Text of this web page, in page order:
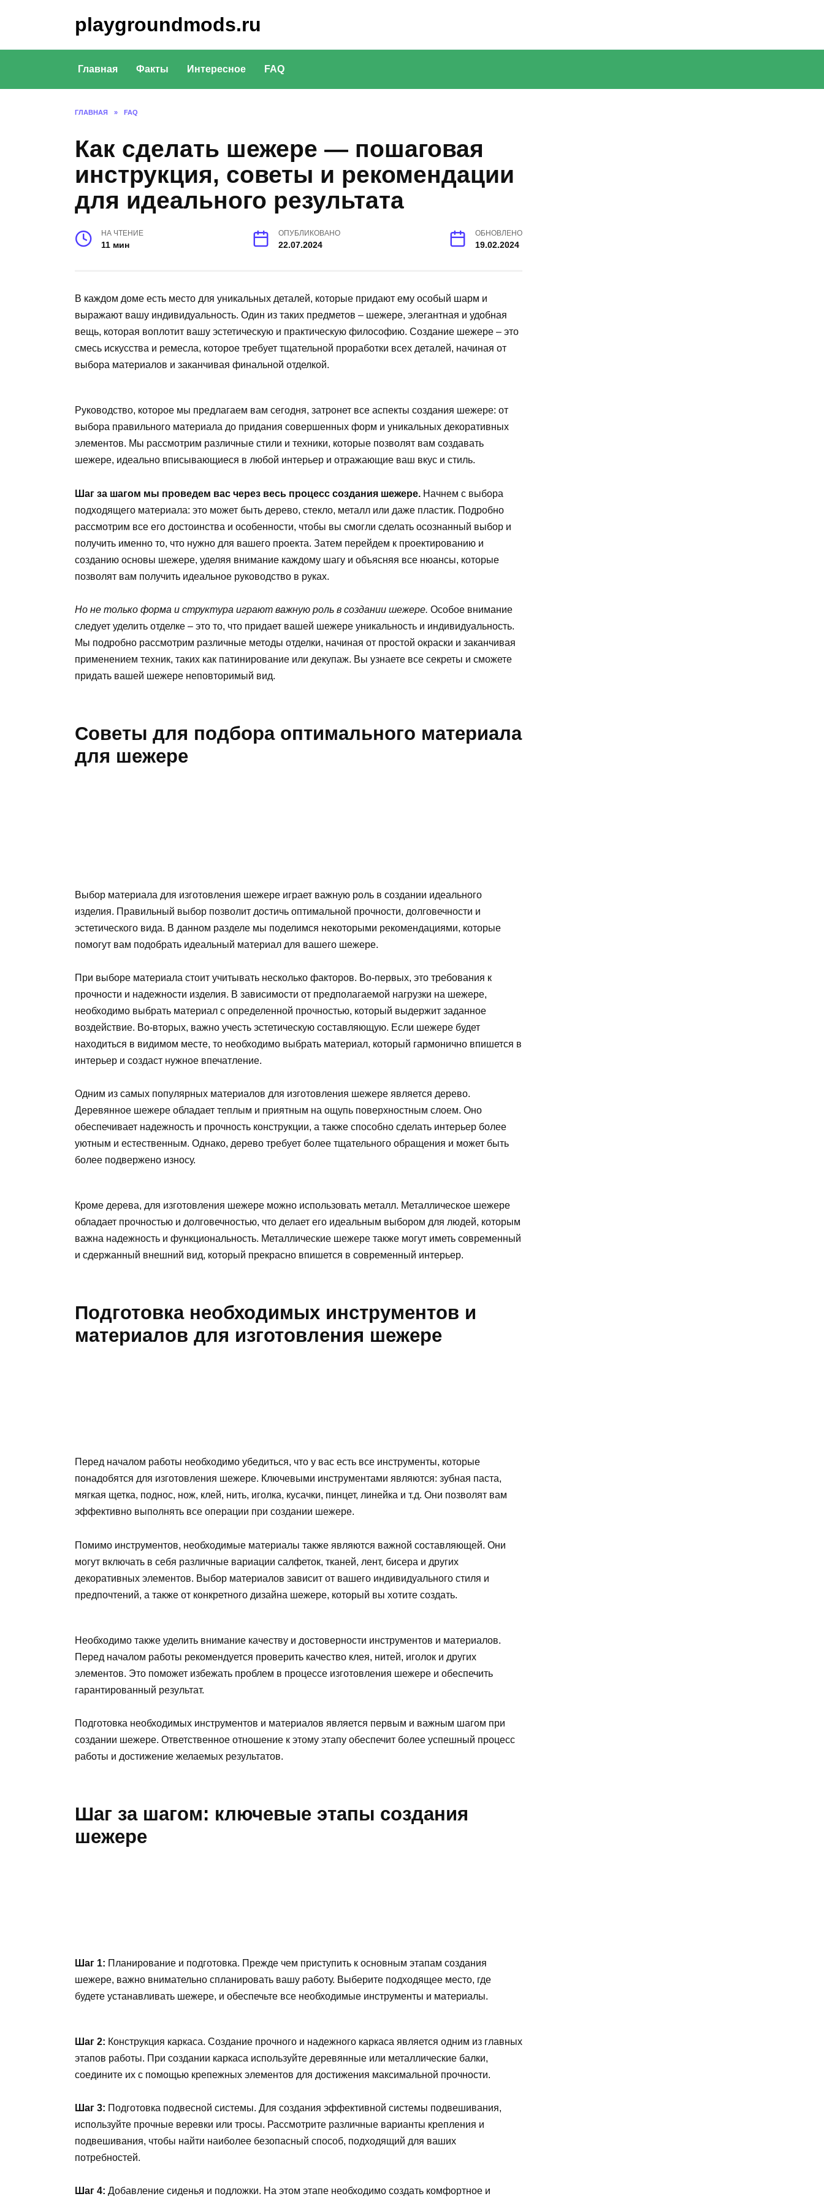
playgroundmods.ru
Главная Факты Интересное FAQ
ГЛАВНАЯ » FAQ
Как сделать шежере — пошаговая
инструкция, советы и рекомендации
для идеального результата
НА ЧТЕНИЕ
11 мин
ОПУБЛИКОВАНО
22.07.2024
ОБНОВЛЕНО
19.02.2024
В каждом доме есть место для уникальных деталей, которые придают ему особый шарм и
выражают вашу индивидуальность. Один из таких предметов – шежере, элегантная и удобная
вещь, которая воплотит вашу эстетическую и практическую философию. Создание шежере – это
смесь искусства и ремесла, которое требует тщательной проработки всех деталей, начиная от
выбора материалов и заканчивая финальной отделкой.
Руководство, которое мы предлагаем вам сегодня, затронет все аспекты создания шежере: от
выбора правильного материала до придания совершенных форм и уникальных декоративных
элементов. Мы рассмотрим различные стили и техники, которые позволят вам создавать
шежере, идеально вписывающиеся в любой интерьер и отражающие ваш вкус и стиль.
Шаг за шагом мы проведем вас через весь процесс создания шежере. Начнем с выбора
подходящего материала: это может быть дерево, стекло, металл или даже пластик. Подробно
рассмотрим все его достоинства и особенности, чтобы вы смогли сделать осознанный выбор и
получить именно то, что нужно для вашего проекта. Затем перейдем к проектированию и
созданию основы шежере, уделяя внимание каждому шагу и объясняя все нюансы, которые
позволят вам получить идеальное руководство в руках.
Но не только форма и структура играют важную роль в создании шежере. Особое внимание
следует уделить отделке – это то, что придает вашей шежере уникальность и индивидуальность.
Мы подробно рассмотрим различные методы отделки, начиная от простой окраски и заканчивая
применением техник, таких как патинирование или декупаж. Вы узнаете все секреты и сможете
придать вашей шежере неповторимый вид.
Советы для подбора оптимального материала
для шежере
Выбор материала для изготовления шежере играет важную роль в создании идеального
изделия. Правильный выбор позволит достичь оптимальной прочности, долговечности и
эстетического вида. В данном разделе мы поделимся некоторыми рекомендациями, которые
помогут вам подобрать идеальный материал для вашего шежере.
При выборе материала стоит учитывать несколько факторов. Во-первых, это требования к
прочности и надежности изделия. В зависимости от предполагаемой нагрузки на шежере,
необходимо выбрать материал с определенной прочностью, который выдержит заданное
воздействие. Во-вторых, важно учесть эстетическую составляющую. Если шежере будет
находиться в видимом месте, то необходимо выбрать материал, который гармонично впишется в
интерьер и создаст нужное впечатление.
Одним из самых популярных материалов для изготовления шежере является дерево.
Деревянное шежере обладает теплым и приятным на ощупь поверхностным слоем. Оно
обеспечивает надежность и прочность конструкции, а также способно сделать интерьер более
уютным и естественным. Однако, дерево требует более тщательного обращения и может быть
более подвержено износу.
Кроме дерева, для изготовления шежере можно использовать металл. Металлическое шежере
обладает прочностью и долговечностью, что делает его идеальным выбором для людей, которым
важна надежность и функциональность. Металлические шежере также могут иметь современный
и сдержанный внешний вид, который прекрасно впишется в современный интерьер.
Подготовка необходимых инструментов и
материалов для изготовления шежере
Перед началом работы необходимо убедиться, что у вас есть все инструменты, которые
понадобятся для изготовления шежере. Ключевыми инструментами являются: зубная паста,
мягкая щетка, поднос, нож, клей, нить, иголка, кусачки, пинцет, линейка и т.д. Они позволят вам
эффективно выполнять все операции при создании шежере.
Помимо инструментов, необходимые материалы также являются важной составляющей. Они
могут включать в себя различные вариации салфеток, тканей, лент, бисера и других
декоративных элементов. Выбор материалов зависит от вашего индивидуального стиля и
предпочтений, а также от конкретного дизайна шежере, который вы хотите создать.
Необходимо также уделить внимание качеству и достоверности инструментов и материалов.
Перед началом работы рекомендуется проверить качество клея, нитей, иголок и других
элементов. Это поможет избежать проблем в процессе изготовления шежере и обеспечить
гарантированный результат.
Подготовка необходимых инструментов и материалов является первым и важным шагом при
создании шежере. Ответственное отношение к этому этапу обеспечит более успешный процесс
работы и достижение желаемых результатов.
Шаг за шагом: ключевые этапы создания
шежере
Шаг 1: Планирование и подготовка. Прежде чем приступить к основным этапам создания
шежере, важно внимательно спланировать вашу работу. Выберите подходящее место, где
будете устанавливать шежере, и обеспечьте все необходимые инструменты и материалы.
Шаг 2: Конструкция каркаса. Создание прочного и надежного каркаса является одним из главных
этапов работы. При создании каркаса используйте деревянные или металлические балки,
соедините их с помощью крепежных элементов для достижения максимальной прочности.
Шаг 3: Подготовка подвесной системы. Для создания эффективной системы подвешивания,
используйте прочные веревки или тросы. Рассмотрите различные варианты крепления и
подвешивания, чтобы найти наиболее безопасный способ, подходящий для ваших
потребностей.
Шаг 4: Добавление сиденья и подложки. На этом этапе необходимо создать комфортное и